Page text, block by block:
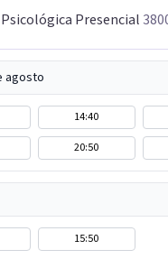
Presencial
agosto
14:40
20:50
15:50